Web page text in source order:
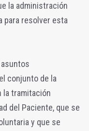
la administración
para resolver esta
conjunto de la
la tramitación
del Paciente, que se
y que se